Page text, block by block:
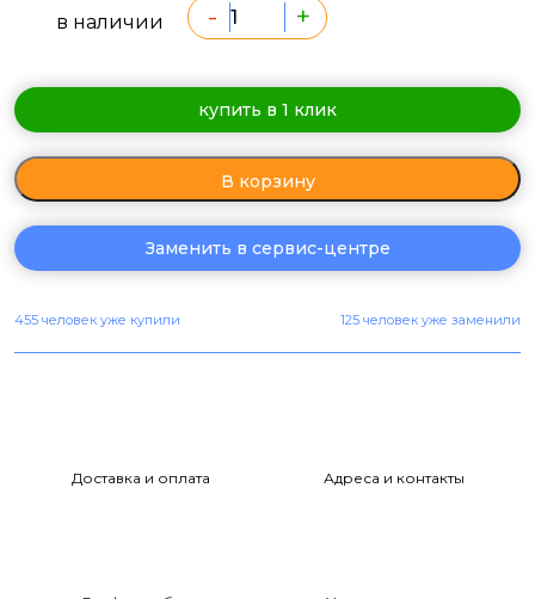
в наличии - +
купить в 1 клик
В корзину
Заменить в сервис-центре
455 человек уже купили 125 человек уже заменили
Доставка и оплата Адреса и контакты